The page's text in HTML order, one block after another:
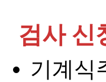
검사 신
기계식